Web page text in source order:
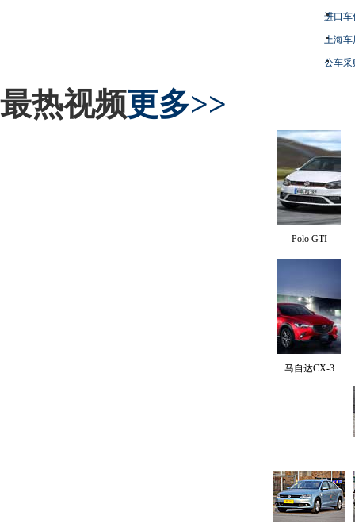
进口车
上海
公车采
最热视频更多>>
Polo GTI
马自达CX-3